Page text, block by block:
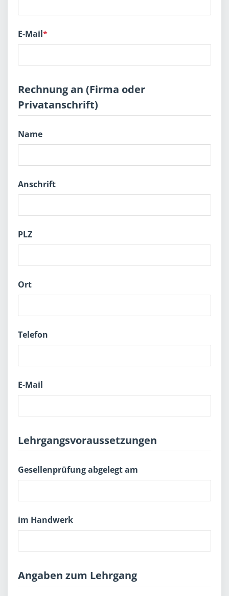
E-Mail*
Rechnung an (Firma oder
Privatanschrift)
Name
Anschrift
PLZ
Ort
Telefon
E-Mail
Lehrgangsvoraussetzungen
Gesellenprüfung abgelegt am
im Handwerk
Angaben zum Lehrgang